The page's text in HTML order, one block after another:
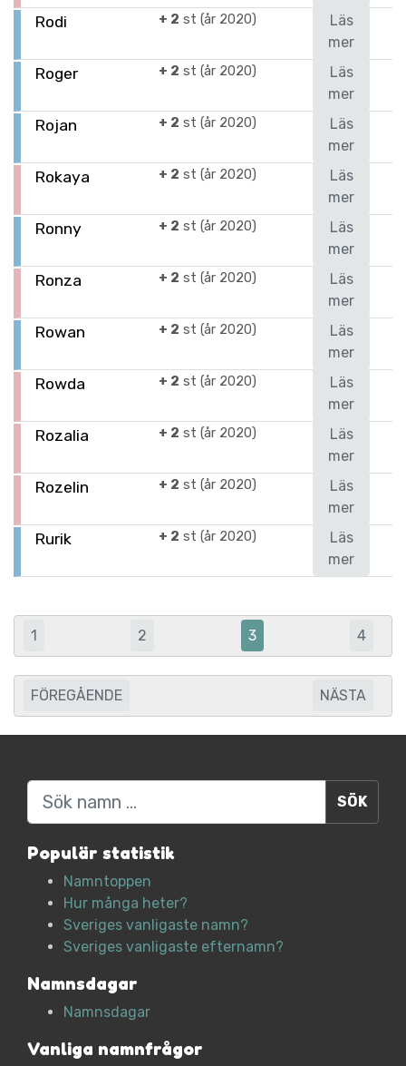
Rodi + 2 st (år 2020)
Läs
mer
Roger + 2 st (år 2020)
Läs
mer
Rojan + 2 st (år 2020)
Läs
mer
Rokaya + 2 st (år 2020)
Läs
mer
Ronny + 2 st (år 2020)
Läs
mer
Ronza + 2 st (år 2020)
Läs
mer
Rowan + 2 st (år 2020)
Läs
mer
Rowda + 2 st (år 2020)
Läs
mer
Rozalia + 2 st (år 2020)
Läs
mer
Rozelin + 2 st (år 2020)
Läs
mer
Rurik + 2 st (år 2020)
Läs
mer
1 2 3 4
FÖREGÅENDE NÄSTA
Sök
Populär statistik
Namntoppen
Hur många heter?
Sveriges vanligaste namn?
Sveriges vanligaste efternamn?
Namnsdagar
Namnsdagar
Vanliga namnfrågor